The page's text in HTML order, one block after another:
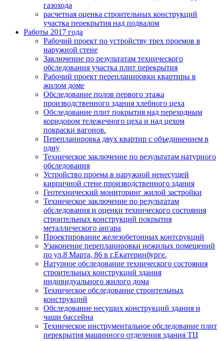
газохода
расчетная оценка строительных конструкций
участка перекрытия над подвалом
Работы 2017 года
Рабочий проект по устройству трех проемов в
наружной стене
Заключение по результатам технического
обследования участка плит перекрытия
Рабочий проект перепланировки квартиры в
жилом доме
Обследование полов первого этажа
производственного здания хлебного цеха
Обследование плит покрытия над переходным
коридором тележечного цеха и над цехом
покраски вагонов.
Перепланировка двух квартир с объединением в
одну
Техническое заключение по результатам натурного
обследования
Устройство проема в наружной ненесущей
кирпичной стене производственного здания
Геотехнический мониторинг жилой застройки
Техническое заключение по результатам
обследования и оценки технического состояния
строительных конструкций покрытия
металлического ангара
Проектирование железобетонных контсрукций
Узаконение перепланировки нежилых помещений
по ул.8 Марта, 86 в г.Екатеринбурге.
Натурное обследование технического состояния
строительных конструкций здания
индивидуального жилого дома
Техническое обследование строительных
конструкций
Обследование несущих конструкций здания и
чаши бассейна
Техническое инструментальное обследование плит
перекрытия машинного отделения здания ТЦ